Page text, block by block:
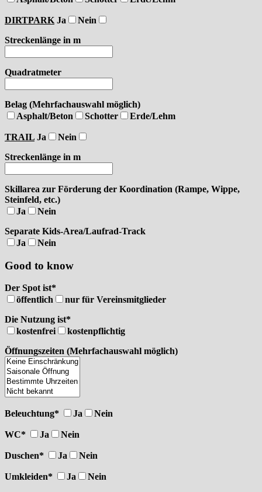
DIRTPARK Ja
Nein
Streckenlänge in m
Quadratmeter
Belag (Mehrfachauswahl möglich)
Asphalt/Beton
Schotter Erde/Lehm
TRAIL Ja
Nein
Streckenlänge in m
Skillarea zur Förderung der Koordination (Rampe, Wippe,
Steinfeld, etc.)
Ja
Nein
Separate Kids-Area/Laufrad-Track
Ja
Nein
Good to know
Der Spot ist*
öffentlich
nur für Vereinsmitglieder
Die Nutzung ist*
kostenfrei
kostenpflichtig
Öffnungszeiten (Mehrfachauswahl möglich)
Beleuchtung* Ja Nein
WC* Ja Nein
Duschen* Ja Nein
Umkleiden* Ja Nein